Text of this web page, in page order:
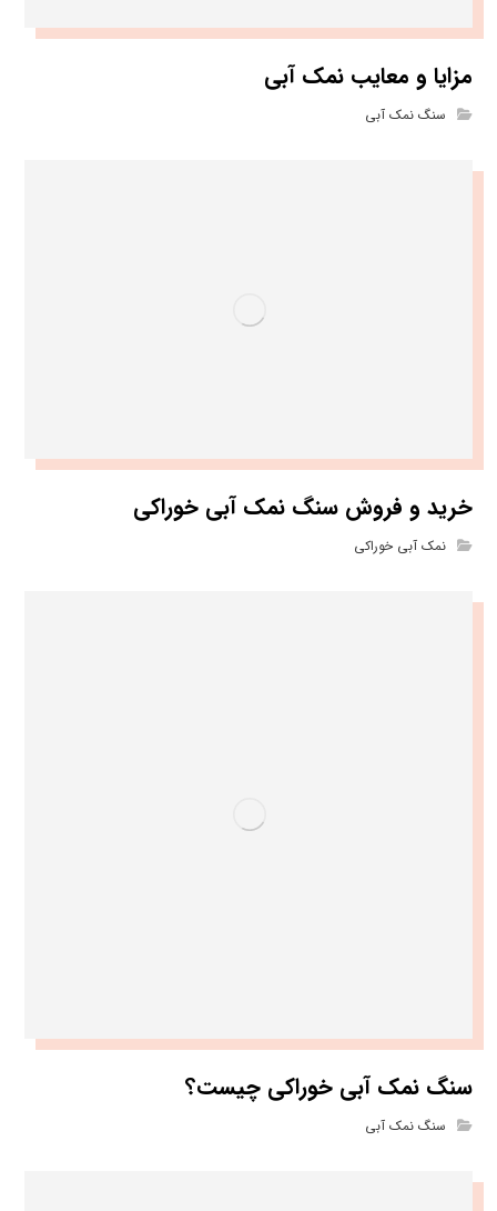
مزایا و معایب نمک آبی
سنگ نمک آبی
خرید و فروش سنگ نمک آبی خوراکی
نمک آبی خوراکی
سنگ نمک آبی خوراکی چیست؟
سنگ نمک آبی